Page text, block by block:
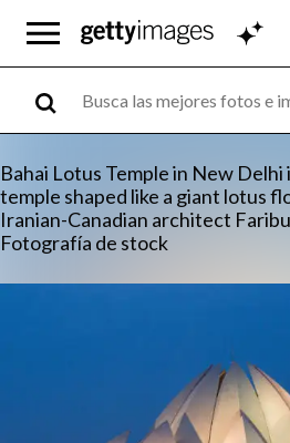
Bahai Lotus Temple in New
temple shaped like a giant lotus
Iranian-Canadian architect
Fotografía de stock